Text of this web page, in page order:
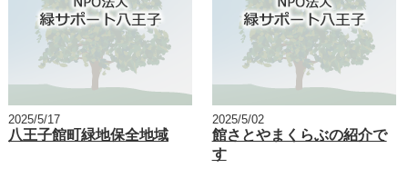
2025/5/17
八王子館町緑地保全地域
2025/5/02
館さとやまくらぶの紹介で
す